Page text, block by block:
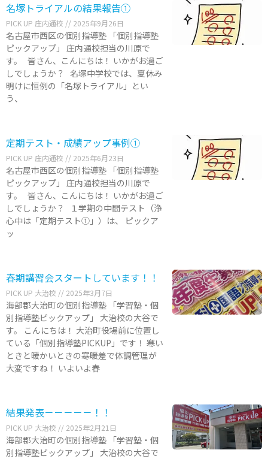
名塚トライアルの結果報告①
PICK UP 庄内通校 2025年9月26日
名古屋市西区の個別指導塾 「個別指導塾
ピックアップ」 庄内通校担当の川原で
す。 皆さん、こんにちは！ いかがお過ご
しでしょうか？ 名塚中学校では、夏休み
明けに恒例の「名塚トライアル」とい
う、
定期テスト・成績アップ事例①
PICK UP 庄内通校 2025年6月23日
名古屋市西区の個別指導塾 「個別指導塾
ピックアップ」 庄内通校担当の川原で
す。 皆さん、こんにちは！ いかがお過ご
しでしょうか？ １学期の中間テスト（浄
心中は「定期テスト①」）は、 ピックア
ッ
春期講習会スタートしています！！
PICK UP 大治校 2025年3月7日
海部郡大治町の個別指導塾 「学習塾・個
別指導塾ピックアップ」 大治校の大谷で
す。 こんにちは！ 大治町役場前に位置し
ている「個別指導塾PICKUP」です！ 寒い
ときと暖かいときの寒暖差で体調管理が
大変ですね！ いよいよ春
結果発表－－－－－！！
PICK UP 大治校 2025年2月21日
海部郡大治町の個別指導塾 「学習塾・個
別指導塾ピックアップ」 大治校の大谷で